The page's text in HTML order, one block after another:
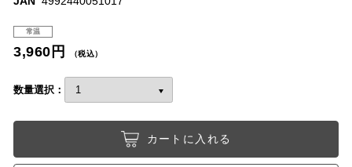
常温
3,960円 （税込）
数量選択：
カートに入れる